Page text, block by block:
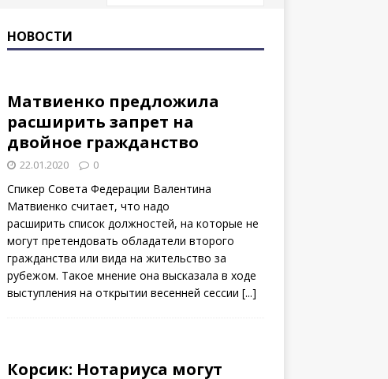
НОВОСТИ
Матвиенко предложила
расширить запрет на
двойное гражданство
22.01.2020 0
Спикер Совета Федерации Валентина
Матвиенко считает, что надо
расширить список должностей, на которые не
могут претендовать обладатели второго
гражданства или вида на жительство за
рубежом. Такое мнение она высказала в ходе
выступления на открытии весенней сессии [...]
Корсик: Нотариуса могут